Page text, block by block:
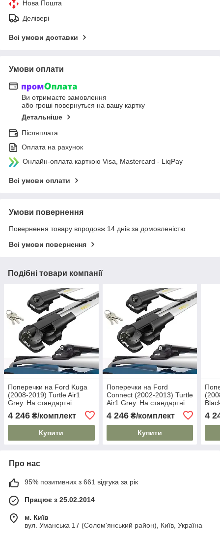
Нова Пошта
Делівері
Всі умови доставки
Умови оплати
Ви отримаєте замовлення
або гроші повернуться на вашу картку
Детальніше
Післяплата
Оплата на рахунок
Онлайн-оплата карткою Visa, Mastercard - LiqPay
Всі умови оплати
Умови повернення
Повернення товару впродовж 14 днів за домовленістю
Всі умови повернення
Подібні товари компанії
Поперечки на Ford Kuga
(2008-2019) Turtle Air1
Grey. На стандартні
ключах. Сірі
4 246 ₴/комплект
Купити
Поперечки на Ford
Connect (2002-2013) Turtle
Air1 Grey. На стандартні
ключах. Сірі
4 246₴/комплект
Купити
4
Про нас
95% позитивних з 661 відгука за рік
Працює з 25.02.2014
м. Київ
вул. Уманська 17 (Солом'янський район), Київ, Україна